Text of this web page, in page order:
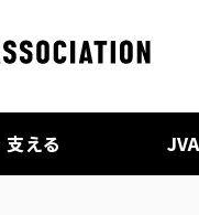
支える JVA